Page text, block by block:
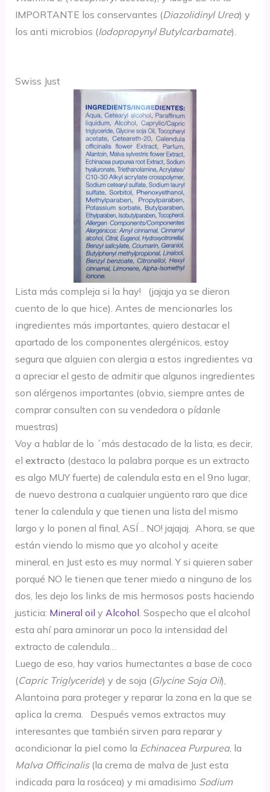
IMPORTANTE los conservantes (Diazolidinyl Urea) y
los anti microbios (Iodopropynyl Butylcarbamate).
Swiss Just
Lista más compleja si la hay! (jajaja ya se dieron
cuento de lo que hice). Antes de mencionarles los
ingredientes más importantes, quiero destacar el
apartado de los componentes alergénicos, estoy
segura que alguien con alergia a estos ingredientes va
a apreciar el gesto de admitir que algunos ingredientes
son alérgenos importantes (obvio, siempre antes de
comprar consulten con su vendedora o pídanle
muestras)
Voy a hablar de lo ´más destacado de la lista, es decir,
el extracto (destaco la palabra porque es un extracto
es algo MUY fuerte) de calendula esta en el 9no lugar,
de nuevo destrona a cualquier ungüento raro que dice
tener la calendula y que tienen una lista del mismo
largo y lo ponen al final, ASÍ .. NO! jajajaj. Ahora, se que
están viendo lo mismo que yo alcohol y aceite
mineral, en Just esto es muy normal. Y si quieren saber
porqué NO le tienen que tener miedo a ninguno de los
dos, les dejo los links de mis hermosos posts haciendo
justicia: Mineral oil y Alcohol. Sospecho que el alcohol
esta ahí para aminorar un poco la intensidad del
extracto de calendula…
Luego de eso, hay varios humectantes a base de coco
(Capric Triglyceride) y de soja (Glycine Soja Oil),
Alantoina para proteger y reparar la zona en la que se
aplica la crema. Después vemos extractos muy
interesantes que también sirven para reparar y
acondicionar la piel como la Echinacea Purpurea, la
Malva Officinalis(la crema de malva de Just esta
indicada para la rosácea) y mi amadisimo Sodium